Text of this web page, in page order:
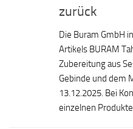
zurück
Die Buram GmbH
Artikels BURAM
Zubereitung aus
Gebinde und dem
13.12.2025. Bei
einzelnen